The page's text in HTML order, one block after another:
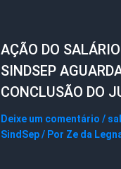
AÇÃO DO
SINDSEP
CONCLUSÃO DO
Deixe um comentário /
SindSep/ Por Ze da